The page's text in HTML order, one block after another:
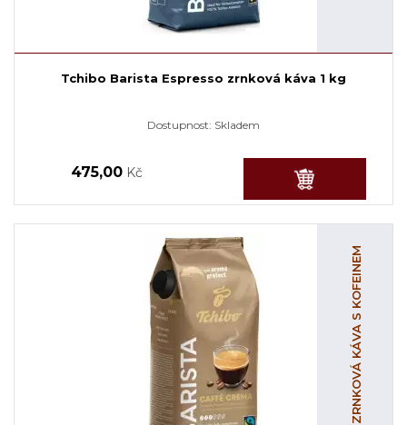
Tchibo Barista Espresso zrnková káva 1 kg
Dostupnost: Skladem
475,00 Kč
ZRNKOVÁ KÁVA S KOFEINEM